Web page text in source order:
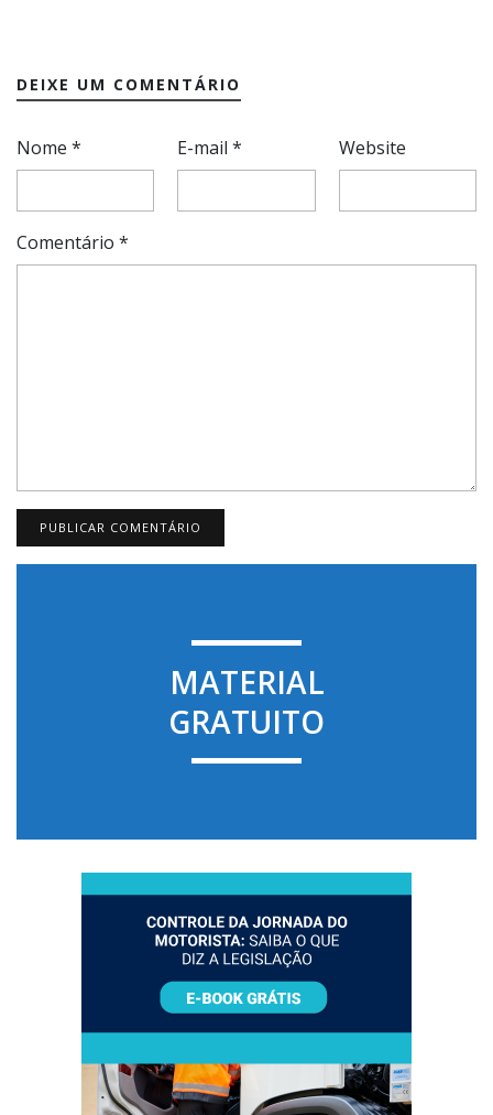
DEIXE UM COMENTÁRIO
Nome * E-mail* Website
Comentário *
MATERIAL
GRATUITO